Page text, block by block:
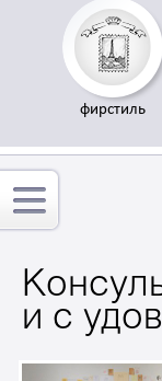
фирстиль
и с